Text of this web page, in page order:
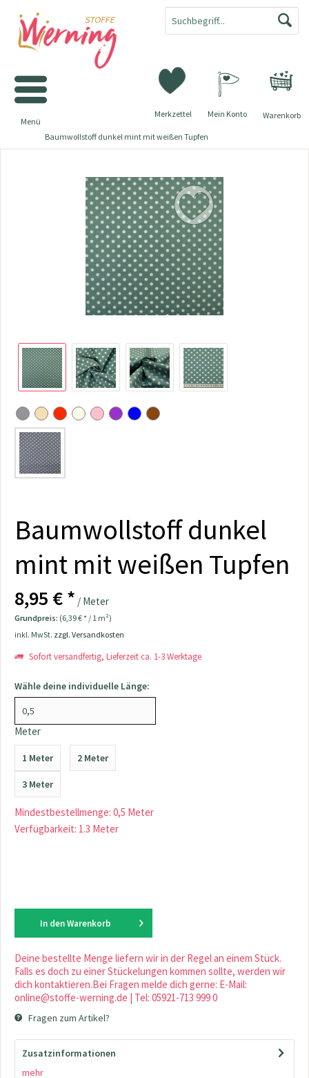
Warenkorb
Merkzettel Mein Konto
Menü
Baumwollstoff dunkel mint mit weißen Tupfen
Baumwollstoff dunkel
mint mit weißen Tupfen
8,95 € * / Meter
Grundpreis: (6,39 € * / 1 m²)
inkl. MwSt. zzgl. Versandkosten
Sofort versandfertig, Lieferzeit ca. 1-3 Werktage
Wähle deine individuelle Länge:
Meter
1 Meter 2 Meter
3 Meter
Mindestbestellmenge: 0,5 Meter
Verfügbarkeit: 1.3 Meter
In den Warenkorb
Deine bestellte Menge liefern wir in der Regel an einem Stück.
Falls es doch zu einer Stückelungen kommen sollte, werden wir
dich kontaktieren.Bei Fragen melde dich gerne: E-Mail:
online@stoffe-werning.de | Tel: 05921-713 999 0
Fragen zum Artikel?
Zusatzinformationen
mehr